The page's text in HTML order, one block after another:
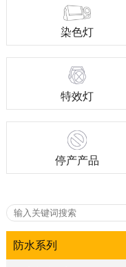
染色灯
特效灯
停产产品
防水系列